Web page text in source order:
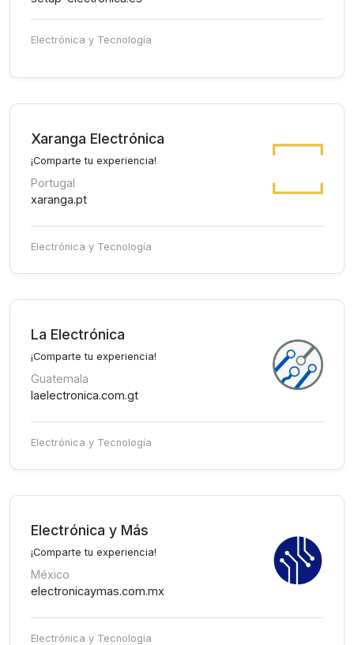
Electrónica y Tecnología
Xaranga Electrónica
¡Comparte tu experiencia!
Portugal
xaranga.pt
Electrónica y Tecnología
La Electrónica
¡Comparte tu experiencia!
Guatemala
laelectronica.com.gt
Electrónica y Tecnología
Electrónica y Más
¡Comparte tu experiencia!
México
electronicaymas.com.mx
Electrónica y Tecnología